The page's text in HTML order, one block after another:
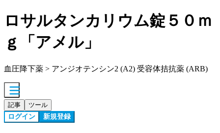
ロサルタンカリウム錠５０ｍ
ｇ「アメル」
血圧降下薬 > アンジオテンシン2 (A2) 受容体拮抗薬 (ARB)
記事 ツール
ログイン 新規登録